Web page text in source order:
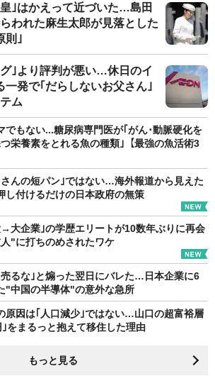
｣はかえって近づいた…島田
われた麻生太郎が見落とした
則｣
｣より評判が悪い…休日のイ
一発で｢だらしないお父さん｣
ム
でもない...糖尿病専門医が｢がん･動脈硬化を
栄養素をとれる魚の種類｣【最強の魚活術3
んの短パン｣ではない…海外報道から見えた
し付けるだけの日本政府の無策
大企業｣の学歴エリートが10数年ぶりに再会
"に打ちのめされたワケ
るな｣と煽った翌日にバレた…日本企業に6
"中国の半導体"の意外な急所
原因は｢人口減少｣ではない…山口の超富裕層
をまるっと抱えて移住した理由
もっと見る